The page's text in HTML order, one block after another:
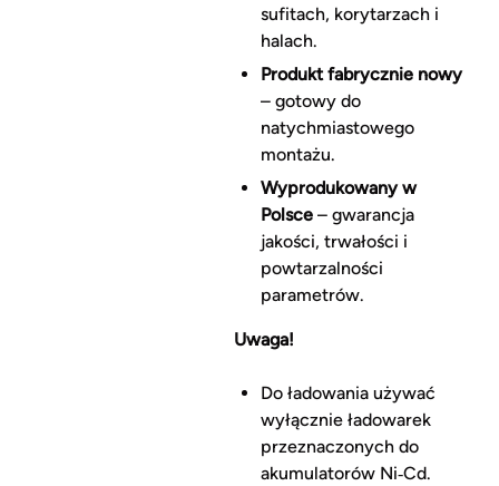
sufitach, korytarzach i
halach.
Produkt fabrycznie nowy
– gotowy do
natychmiastowego
montażu.
Wyprodukowany w
Polsce– gwarancja
jakości, trwałości i
powtarzalności
parametrów.
Uwaga!
Do ładowania używać
wyłącznie ładowarek
przeznaczonych do
akumulatorów Ni‑Cd.